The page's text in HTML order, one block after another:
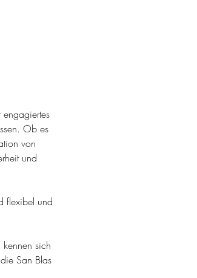
engagiertes
Ob es
von
und
flexibel und
sich
San Blas